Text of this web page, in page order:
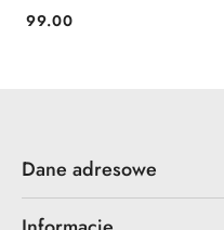
Cena:
99.00
Dane adresowe